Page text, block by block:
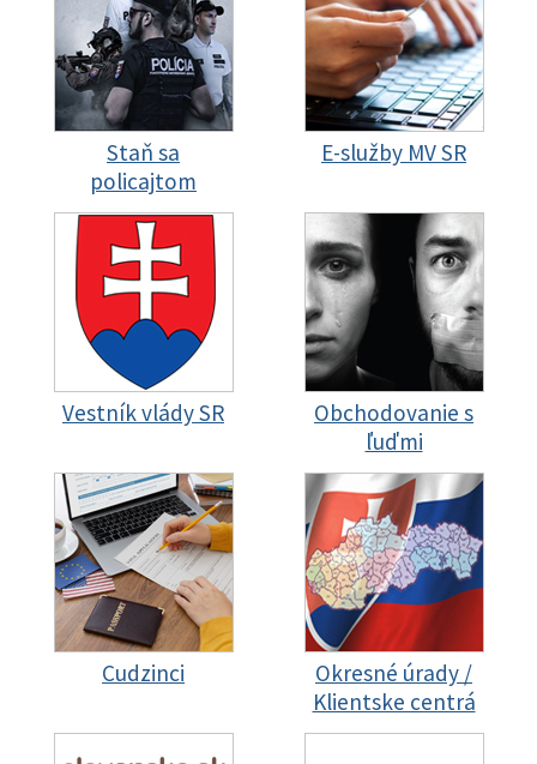
Staň sa
policajtom
E-služby MV SR
Vestník vlády SR
Obchodovanie s
ľuďmi
Cudzinci
Okresné úrady /
Klientske centrá